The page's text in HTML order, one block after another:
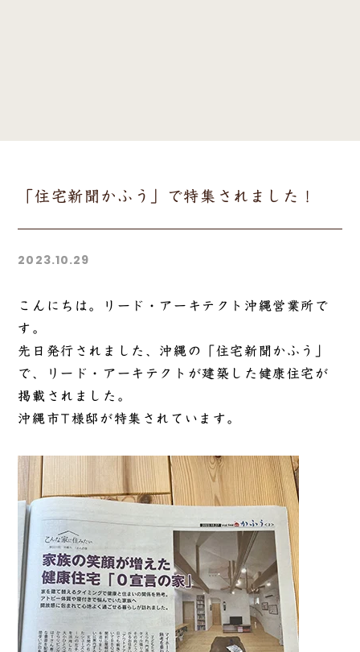
「住宅新聞かふう」で特集されました！
2023.10.29
こんにちは。リード・アーキテクト沖縄営業所で
す。
先日発行されました、沖縄の「住宅新聞かふう」
で、リード・アーキテクトが建築した健康住宅が
掲載されました。
沖縄市T様邸が特集されています。